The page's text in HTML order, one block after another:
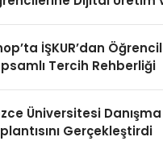
İŞKUR’dan
Tercih Rehberliği
Üniversitesi
Gerçekleştirdi